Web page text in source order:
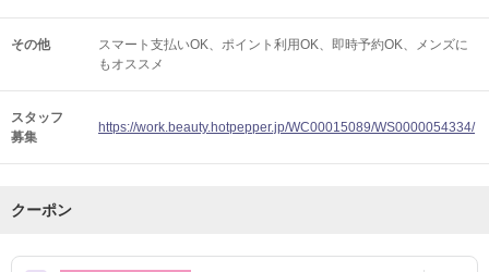
その他 スマート支払いOK ポイント利用OK 即時予約OK
メンズに
もオススメ
スタッフ
募集
https://work.beauty.hotpepper.jp/WC00015089/WS0000054334/
クーポン